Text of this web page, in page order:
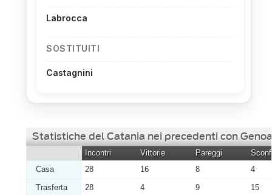
Labrocca
SOSTITUITI
Castagnini
Statistiche del Catania nei precedenti con Genoa
Incontri Vittorie Pareggi
Casa
28 16 8
4
Trasferta
28 4 9
15